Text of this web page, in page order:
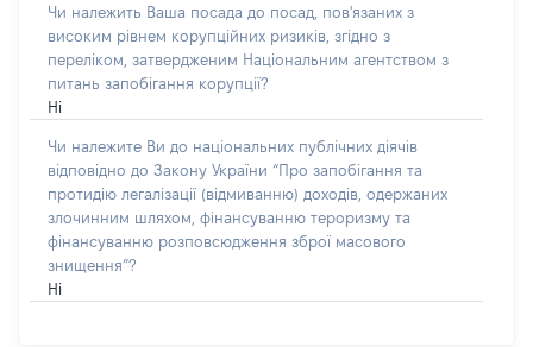
Чи належить Ваша посада до посад, пов'язаних з
високим рівнем корупційних ризиків, згідно з
переліком, затвердженим Національним агентством з
питань запобігання корупції?
Ні
Чи належите Ви до національних публічних діячів
відповідно до Закону України “Про запобігання та
протидію легалізації (відмиванню) доходів, одержаних
злочинним шляхом, фінансуванню тероризму та
фінансуванню розповсюдження зброї масового
знищення”?
Ні